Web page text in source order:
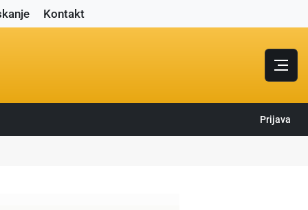
Kontakt
Prijava